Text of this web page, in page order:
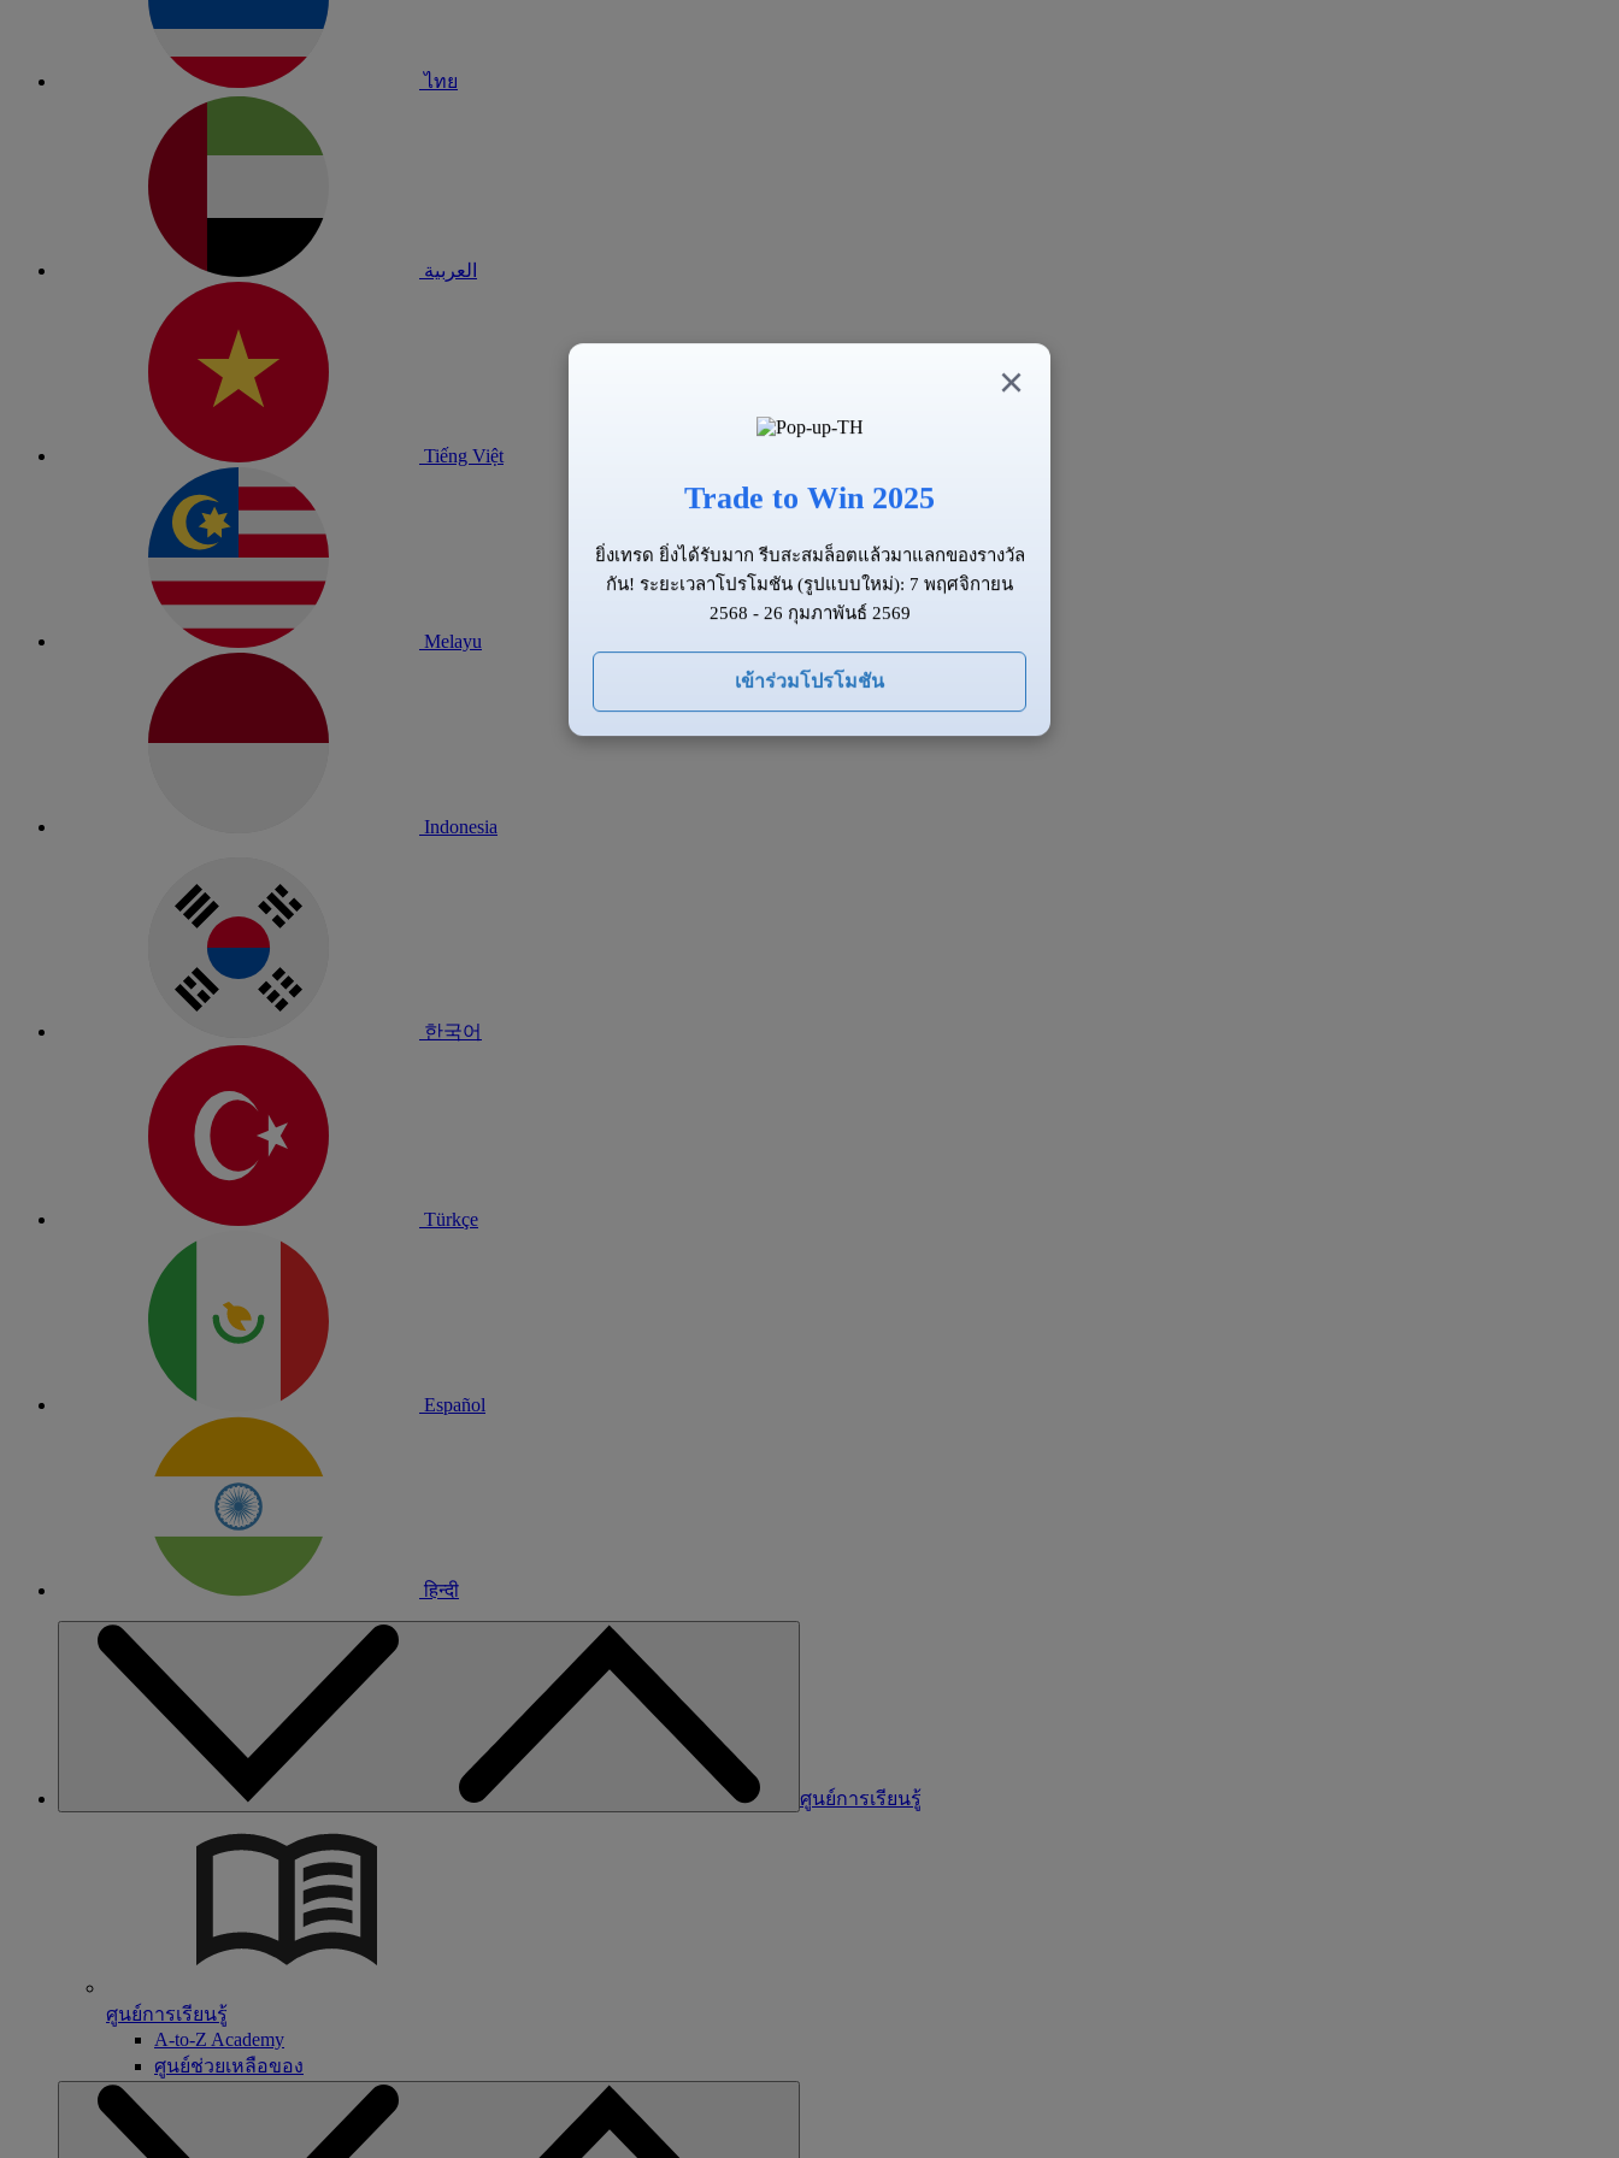
ไทย
العربية
Tiếng Việt
Melayu
Indonesia
한국어
Türkçe
Español
हिन्दी
ศูนย์การเรียนรู้
ศูนย์การเรียนรู้
A-to-Z Academy
ศูนย์ช่วยเหลือของ
×
Trade to Win 2025
ยิ่งเทรด ยิ่งได้รับมาก รีบสะสมล็อตแล้วมาแลกของรางวัล
กัน! ระยะเวลาโปรโมชัน (รูปแบบใหม่): 7 พฤศจิกายน
2568 - 26 กุมภาพันธ์ 2569
เข้าร่วมโปรโมชัน